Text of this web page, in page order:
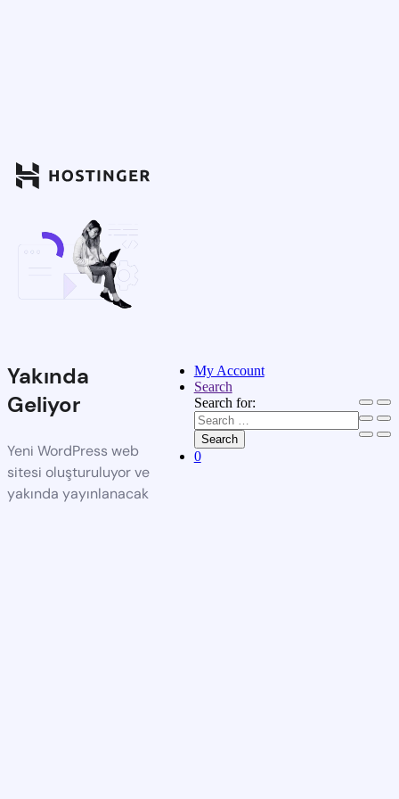
Yakında
Geliyor
Yeni WordPress web
sitesi oluşturuluyor ve
yakında yayınlanacak
My Account
Search
Search for:
Search
0